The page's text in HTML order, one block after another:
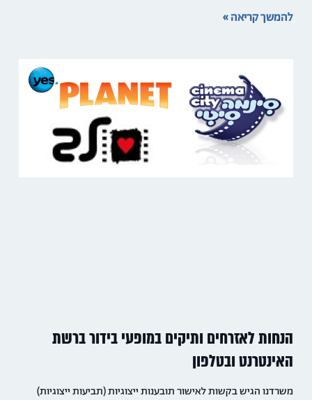
להמשך קריאה »
הנחות לאזרחים ותיקים במופעי בידור ברשת
האינטרנט ובטלפון
משרדנו הגיש בקשות לאישור תובענות ייצוגיות (תביעות ייצוגיות)